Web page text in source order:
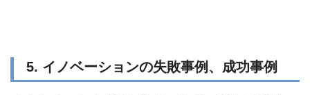
5. イノベーションの失敗事例、成功事例